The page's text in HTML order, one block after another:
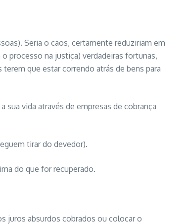
Seria o caos, certamente reduziriam em
processo na justiça) verdadeiras fortunas,
que estar correndo atrás de bens para
sua vida através de empresas de cobrança
tirar do devedor).
do que for recuperado.
juros absurdos cobrados ou colocar o